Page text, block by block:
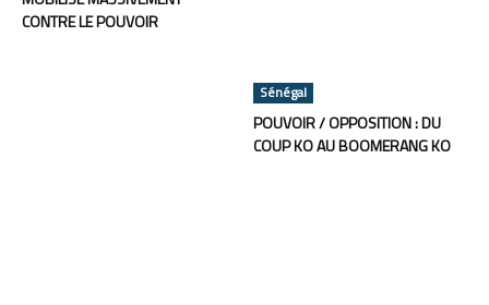
CONTRE LE POUVOIR
Sénégal
POUVOIR / OPPOSITION : DU
COUP KO AU BOOMERANG KO